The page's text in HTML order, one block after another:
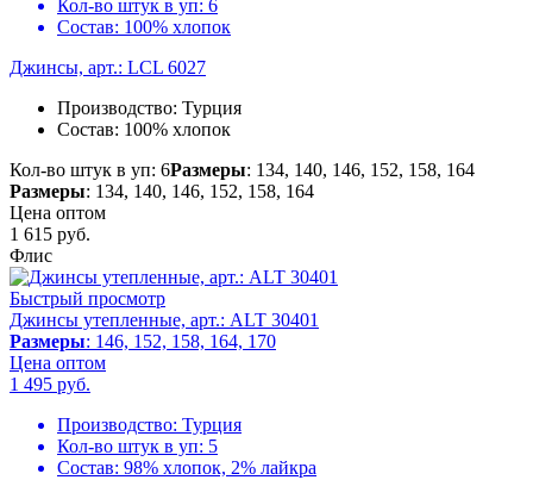
Кол-во штук в уп: 6
Состав: 100% хлопок
Джинсы, арт.: LCL 6027
Производство: Турция
Состав: 100% хлопок
Кол-во штук в уп: 6Размеры: 134, 140, 146, 152, 158, 164
Размеры: 134, 140, 146, 152, 158, 164
Цена оптом
1 615 руб.
Флис
Быстрый просмотр
Джинсы утепленные, арт.: ALT 30401
Размеры: 146, 152, 158, 164, 170
Цена оптом
1 495 руб.
Производство: Турция
Кол-во штук в уп: 5
Состав: 98% хлопок, 2% лайкра